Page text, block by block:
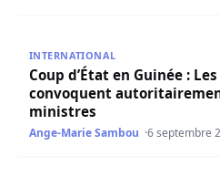
INTERNATIONAL
Coup d’État en Guinée :
convoquent
ministres
Ange-Marie Sambou 6 septembre